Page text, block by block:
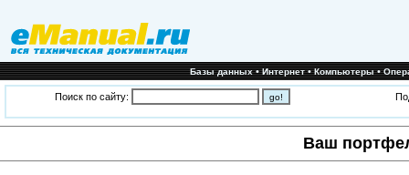
Базы данных•Интернет•Компьютеры•
Поиск по сайту:
Ваш